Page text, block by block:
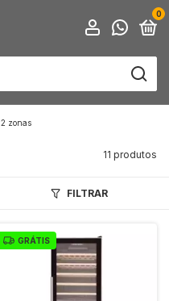
0
2 zonas
11 produtos
FILTRAR
GRÁTIS